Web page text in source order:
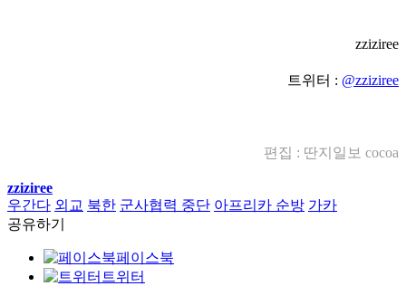
zziziree
트위터 : @zziziree
편집 : 딴지일보 cocoa
zziziree
우간다 외교 북한 군사협력 중단 아프리카 순방 가카
공유하기
페이스북
트위터